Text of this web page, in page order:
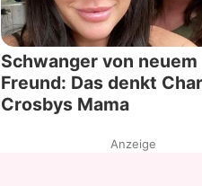
Schwanger von neuem
Freund: Das denkt
Crosbys Mama
Anzeige